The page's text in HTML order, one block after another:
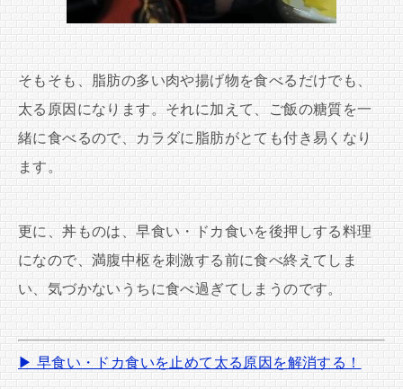
そもそも、脂肪の多い肉や揚げ物を食べるだけでも、
太る原因になります。それに加えて、ご飯の糖質を一
緒に食べるので、カラダに脂肪がとても付き易くなり
ます。
更に、丼ものは、早食い・ドカ食いを後押しする料理
になので、満腹中枢を刺激する前に食べ終えてしま
い、気づかないうちに食べ過ぎてしまうのです。
▶ 早食い・ドカ食いを止めて太る原因を解消する！